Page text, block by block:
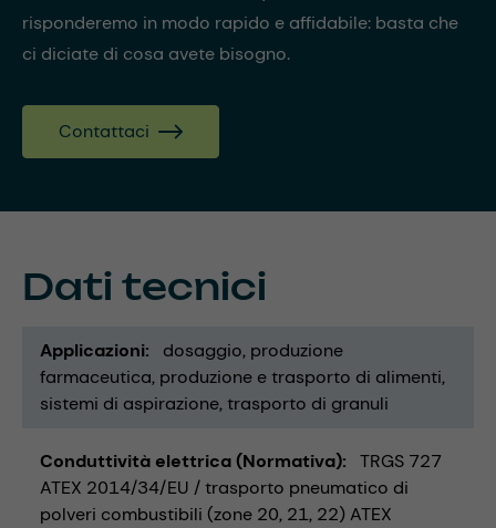
risponderemo in modo rapido e affidabile: basta che
ci diciate di cosa avete bisogno.
Contattaci
Dati tecnici
Applicazioni dosaggio produzione
farmaceutica produzione e trasporto di alimenti
sistemi di aspirazione trasporto di granuli
Conduttività elettrica (Normativa)
TRGS 727
ATEX 2014/34/EU / trasporto pneumatico di
polveri combustibili (zone 20, 21, 22) ATEX